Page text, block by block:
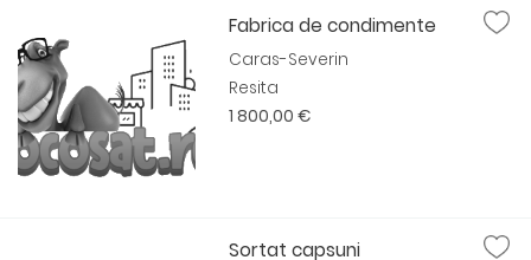
Fabrica de condimente
Caras-Severin
Resita
1 800,00 €
Sortat capsuni